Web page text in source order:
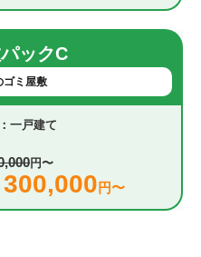
ックC
ゴミ屋敷
一戸建て
円〜
300,000 円〜